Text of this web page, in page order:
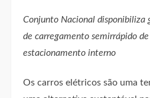
Conjunto Nacional
de carregamento semirrápido
estacionamento interno
Os carros elétricos são uma